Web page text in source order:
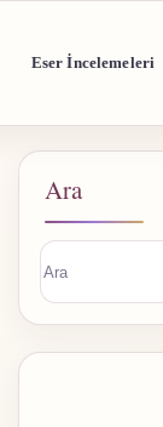
Eser İncelemeleri
Ara